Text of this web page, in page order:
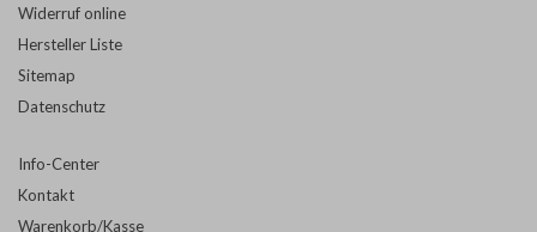
Widerruf online
Hersteller Liste
Sitemap
Datenschutz
Info-Center
Kontakt
Warenkorb/Kasse